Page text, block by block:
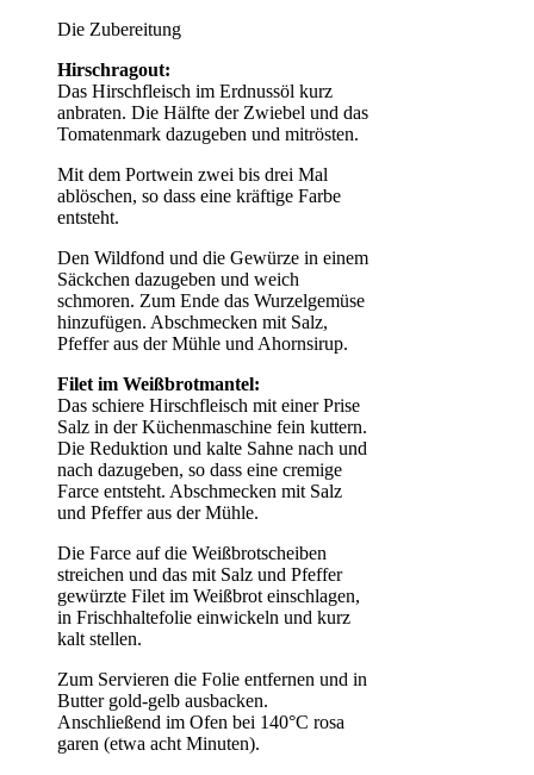
Die Zubereitung
Hirschragout:
Das Hirschfleisch im Erdnussöl kurz
anbraten. Die Hälfte der Zwiebel und das
Tomatenmark dazugeben und mitrösten.
Mit dem Portwein zwei bis drei Mal
ablöschen, so dass eine kräftige Farbe
entsteht.
Den Wildfond und die Gewürze in einem
Säckchen dazugeben und weich
schmoren. Zum Ende das Wurzelgemüse
hinzufügen. Abschmecken mit Salz,
Pfeffer aus der Mühle und Ahornsirup.
Filet im Weißbrotmantel:
Das schiere Hirschfleisch mit einer Prise
Salz in der Küchenmaschine fein kuttern.
Die Reduktion und kalte Sahne nach und
nach dazugeben, so dass eine cremige
Farce entsteht. Abschmecken mit Salz
und Pfeffer aus der Mühle.
Die Farce auf die Weißbrotscheiben
streichen und das mit Salz und Pfeffer
gewürzte Filet im Weißbrot einschlagen,
in Frischhaltefolie einwickeln und kurz
kalt stellen.
Zum Servieren die Folie entfernen und in
Butter gold-gelb ausbacken.
Anschließend im Ofen bei 140°C rosa
garen (etwa acht Minuten).